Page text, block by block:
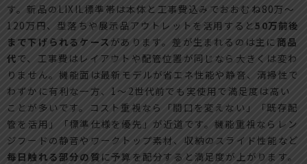
す。新品のLIXIL標準帯は本体と工事費込みでおおむね80万〜
120万円、型落ちや展示品アウトレットを活用すると50万前後
まで下げられるケース があります。差が生まれるのは主に 商品
代で、工事費はレイアウトや配管位置が同じなら大きくは変わ
りません。機能面は最新モデルが省エネ性能や静音、清掃性で
わずかに有利な一方、1〜2世代前でも実使用で満足度は高い
ことが多いです。コスト重視なら「間口を変えない」「既存配
管を活用」「標準仕様を優先」が近道です。機能重視ならレン
ジフードの静音やワークトップ素材、収納のスライド性能など
毎日触れる部分の質 に予算を配分すると満足度が上がります。